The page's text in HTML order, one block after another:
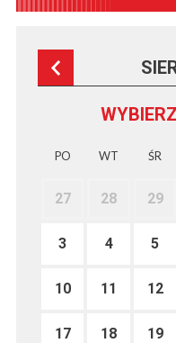
PO WT ŚR
27 28 29
3 4 5
10 11 12
17 18 19